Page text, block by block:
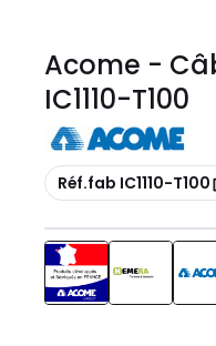
Acome -
IC1110-T100
Copie
Réf.fab IC1110-T100